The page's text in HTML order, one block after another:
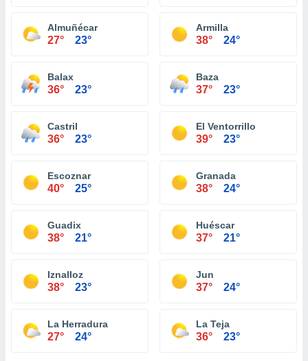
Almuñécar
27° 23°
Armilla
38° 24°
Balax
36° 23°
Baza
37° 23°
Castril
36° 23°
El Ventorrillo
39° 23°
Escoznar
40° 25°
Granada
38° 24°
Guadix
38° 21°
Huéscar
37° 21°
Iznalloz
38° 23°
Jun
37° 24°
La Herradura
27° 24°
La Teja
36° 23°